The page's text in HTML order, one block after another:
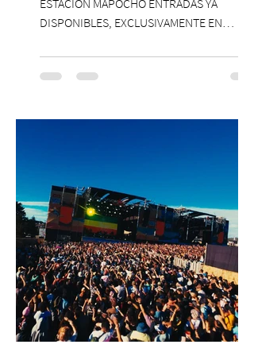
ESTACIÓN MAPOCHO ENTRADAS YA
DISPONIBLES, EXCLUSIVAMENTE EN
con una edición renovada que reunirá
yoga, bienestar y vida consciente, con la
Antonella Orsini, Yoga Woman y más
Centro Cultural Estación Mapocho, espacio
que albergará durante dos jornadas una
pro